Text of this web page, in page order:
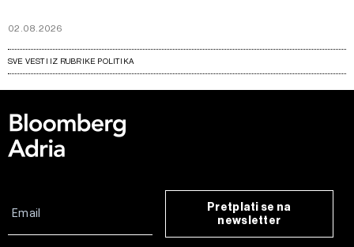
02.08.2026
SVE VESTI IZ RUBRIKE POLITIKA
Pretplati se na
newsletter